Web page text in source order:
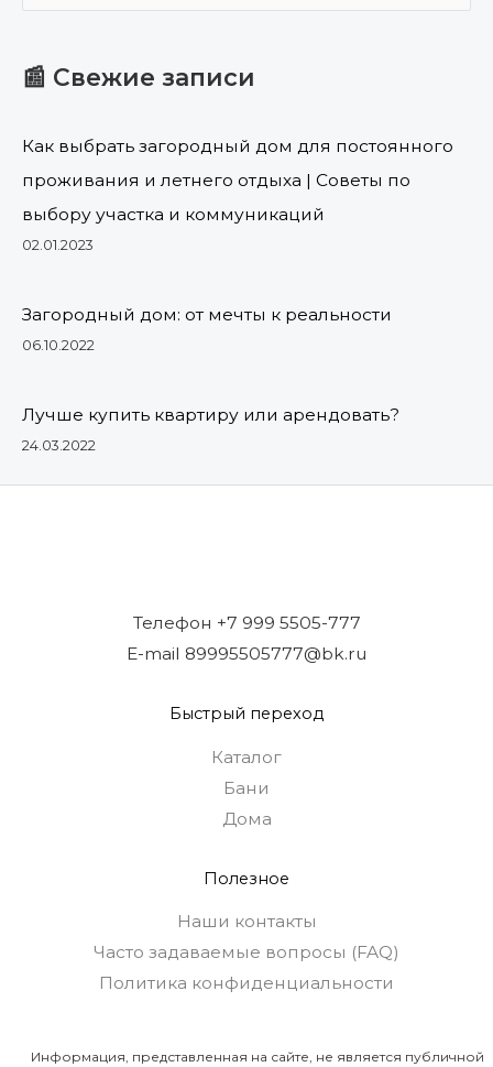
📰 Свежие записи
Как выбрать загородный дом для постоянного
проживания и летнего отдыха | Советы по
выбору участка и коммуникаций
02.01.2023
Загородный дом: от мечты к реальности
06.10.2022
Лучше купить квартиру или арендовать?
24.03.2022
Телефон +7 999 5505-777
E-mail 89995505777@bk.ru
Быстрый переход
Каталог
Бани
Дома
Полезное
Наши контакты
Часто задаваемые вопросы (FAQ)
Политика конфиденциальности
Информация, представленная на сайте, не является публичной